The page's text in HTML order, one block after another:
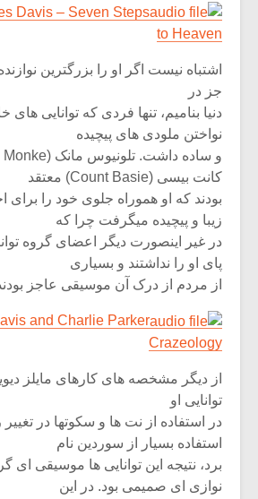
Davis – Seven Steps
to Heaven
اشتباه نیست اگر او را بزرگترین
جز در
دنیا بنامیم، تنها فردی که توانایی های
نواختن ملودی های پیچیده
کانت بیسی (Count Basie) معتقد
بودند که او هموراه جلوی خود را
زیبا و پیچیده میگرفت چرا که
در غیر اینصورت دیگر اعضای گروه
پای او را نداشتند و بسیاری
از مردم از درک آن موسیقی عاجز
and Charlie Parker –
Crazeology
از دیگر مشخصه های کارهای مایلز
توانایی او
در استفاده از نت ها و سکوتها در تغییر
استفاده بسیار از سوردین نام
برد، نتیجه این توانایی ها موسیقی ای
نوازی ای صمیمی بود. در این